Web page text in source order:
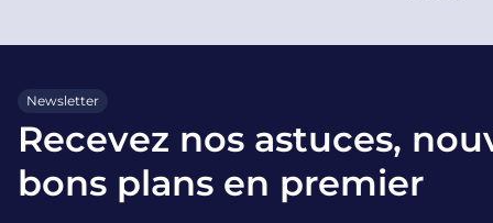
Newsletter
Recevez nos astuces,
bons plans en premier